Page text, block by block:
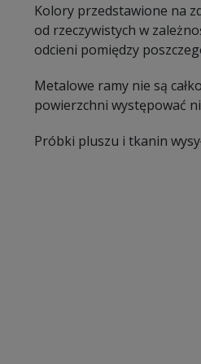
Kolory przedstawione na
od rzeczywistych w
odcieni pomiędzy
Metalowe ramy nie są
powierzchni występować
Próbki pluszu i tkanin